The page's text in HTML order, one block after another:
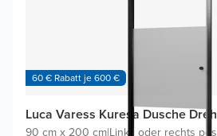
60 € Rabatt je 600 €
Luca Varess Kuresa Dusche
90 cm x 200 cm|Links oder rechts